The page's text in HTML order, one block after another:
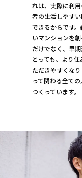
れは、実際に利
者の生活しやす
できるからです
いマンションを
だけでなく、早
とっても、より
ただきやすくな
って関わる全て
つくっています。